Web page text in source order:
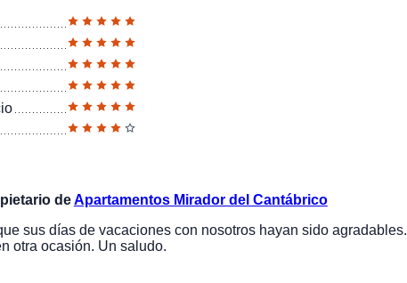
deApartamentos Mirador del Cantábrico
sus días de vacaciones con nosotros hayan sido agradables.
otra ocasión. Un saludo.